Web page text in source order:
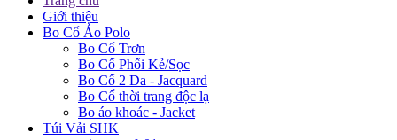
Giới thiệu
Bo Cổ Áo Polo
Bo Cổ Trơn
Bo Cổ Phối Kẻ/Sọc
Bo Cổ 2 Da - Jacquard
Bo Cổ thời trang độc lạ
Bo áo khoác - Jacket
Túi Vải SHK